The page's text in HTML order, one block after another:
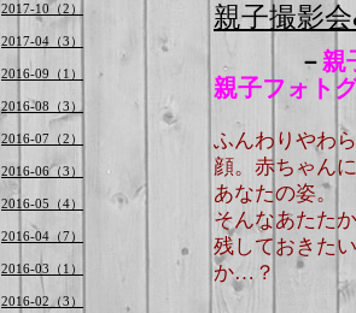
親子撮影
－ 親
親子フォト
ふんわりやわ
顔。赤ちゃん
あなたの姿。
そんなあたた
残しておきた
か…？
2017-10（2）
2017-04（3）
2016-09（1）
2016-08（3）
2016-07（2）
2016-06（3）
2016-05（4）
2016-04（7）
2016-03（1）
2016-02（3）